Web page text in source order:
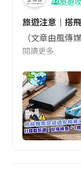
旅遊注意｜搭
（文章由風
閱讀更多